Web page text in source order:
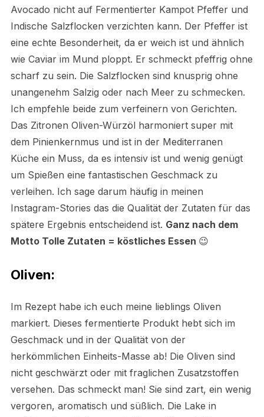
Avocado nicht auf Fermentierter Kampot Pfeffer und
Indische Salzflocken verzichten kann. Der Pfeffer ist
eine echte Besonderheit, da er weich ist und ähnlich
wie Caviar im Mund ploppt. Er schmeckt pfeffrig ohne
scharf zu sein. Die Salzflocken sind knusprig ohne
unangenehm Salzig oder nach Meer zu schmecken.
Ich empfehle beide zum verfeinern von Gerichten.
Das Zitronen Oliven-Würzöl harmoniert super mit
dem Pinienkernmus und ist in der Mediterranen
Küche ein Muss, da es intensiv ist und wenig genügt
um Spießen eine fantastischen Geschmack zu
verleihen. Ich sage darum häufig in meinen
Instagram-Stories das die Qualität der Zutaten für das
spätere Ergebnis entscheidend ist. Ganz nach dem
Motto Tolle Zutaten = köstliches Essen 😉
Oliven:
Im Rezept habe ich euch meine lieblings Oliven
markiert. Dieses fermentierte Produkt hebt sich im
Geschmack und in der Qualität von der
herkömmlichen Einheits-Masse ab! Die Oliven sind
nicht geschwärzt oder mit fraglichen Zusatzstoffen
versehen. Das schmeckt man! Sie sind zart, ein wenig
vergoren, aromatisch und süßlich. Die Lake in